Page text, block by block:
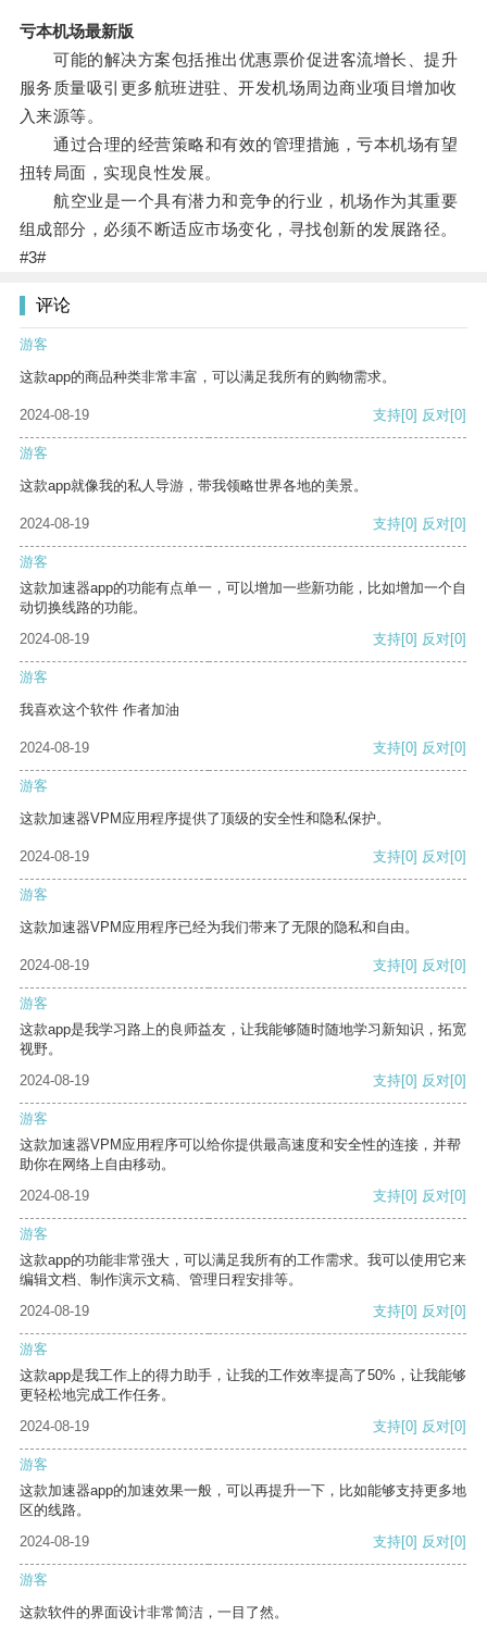
亏本机场最新版
可能的解决方案包括推出优惠票价促进客流增长、提升
服务质量吸引更多航班进驻、开发机场周边商业项目增加收
入来源等。
通过合理的经营策略和有效的管理措施，亏本机场有望
扭转局面，实现良性发展。
航空业是一个具有潜力和竞争的行业，机场作为其重要
组成部分，必须不断适应市场变化，寻找创新的发展路径。
#3#
评论
游客
这款app的商品种类非常丰富，可以满足我所有的购物需求。
2024-08-19 支持[0] 反对[0]
游客
这款app就像我的私人导游，带我领略世界各地的美景。
2024-08-19 支持[0] 反对[0]
游客
这款加速器app的功能有点单一，可以增加一些新功能，比如增加一个自
动切换线路的功能。
2024-08-19
支持[0] 反对[0]
游客
我喜欢这个软件 作者加油
2024-08-19 支持[0] 反对[0]
游客
这款加速器VPM应用程序提供了顶级的安全性和隐私保护。
2024-08-19 支持[0] 反对[0]
游客
这款加速器VPM应用程序已经为我们带来了无限的隐私和自由。
2024-08-19 支持[0] 反对[0]
游客
这款app是我学习路上的良师益友，让我能够随时随地学习新知识，拓宽
视野。
2024-08-19
支持[0] 反对[0]
游客
这款加速器VPM应用程序可以给你提供最高速度和安全性的连接，并帮
助你在网络上自由移动。
2024-08-19
支持[0] 反对[0]
游客
这款app的功能非常强大，可以满足我所有的工作需求。我可以使用它来
编辑文档、制作演示文稿、管理日程安排等。
2024-08-19
支持[0] 反对[0]
游客
这款app是我工作上的得力助手，让我的工作效率提高了50%，让我能够
更轻松地完成工作任务。
2024-08-19
支持[0] 反对[0]
游客
这款加速器app的加速效果一般，可以再提升一下，比如能够支持更多地
区的线路。
2024-08-19
支持[0] 反对[0]
游客
这款软件的界面设计非常简洁，一目了然。